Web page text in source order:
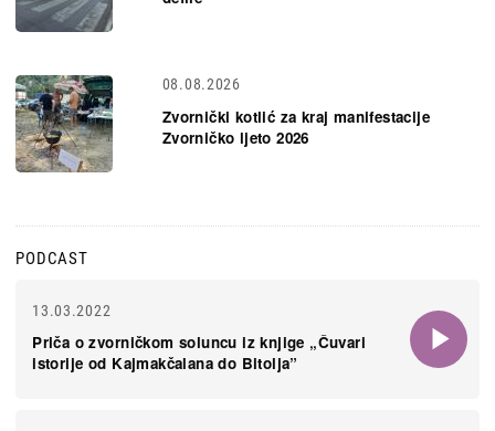
08.08.2026
Zvornički kotlić za kraj manifestacije
Zvorničko ljeto 2026
PODCAST
13.03.2022
Priča o zvorničkom soluncu iz knjige „Čuvari
istorije od Kajmakčalana do Bitolja”